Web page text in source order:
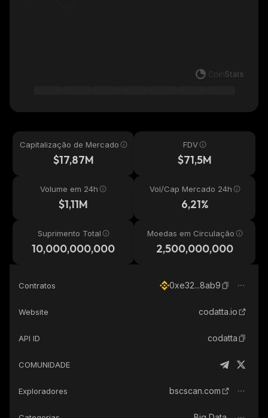
Capitalização de Mercado
$17,87M
FDV
$71,5M
Volume em 24h
$1,11M
Vol/Cap Mercado 24h
6,21%
Suprimento Total
10,000,000,000
Moedas em Circulação
2,500,000,000
Contratos 0xe32...8ab9
Website codatta.io
API ID codatta
COMUNIDADE
Exploradores bscscan.com